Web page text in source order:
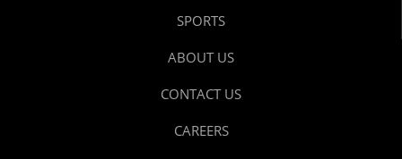
SPORTS
ABOUT US
CONTACT US
CAREERS